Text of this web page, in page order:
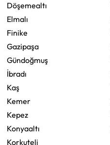
Döşemealtı
Elmalı
Finike
Gazipaşa
Gündoğmuş
İbradı
Kaş
Kemer
Kepez
Konyaaltı
Korkuteli